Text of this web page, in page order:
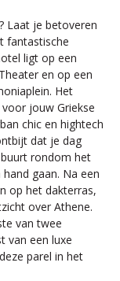
Laat je betoveren
fantastische
ligt op een
en op een
Het
jouw Griekse
chic en hightech
dat je dag
rondom het
gaan. Na een
op het dakterras,
over Athene.
van twee
van een luxe
parel in het